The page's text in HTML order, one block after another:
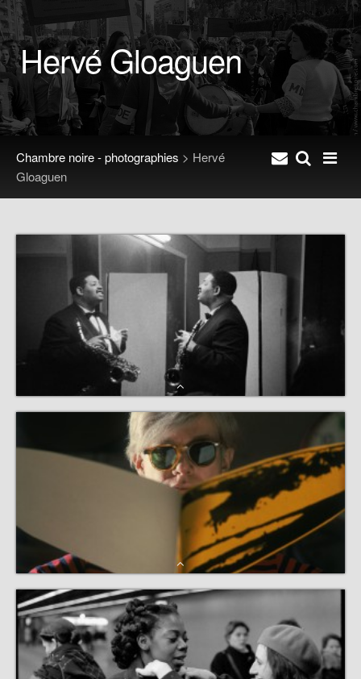
Hervé Gloaguen
Chambre noire - photographies > Hervé
Gloaguen